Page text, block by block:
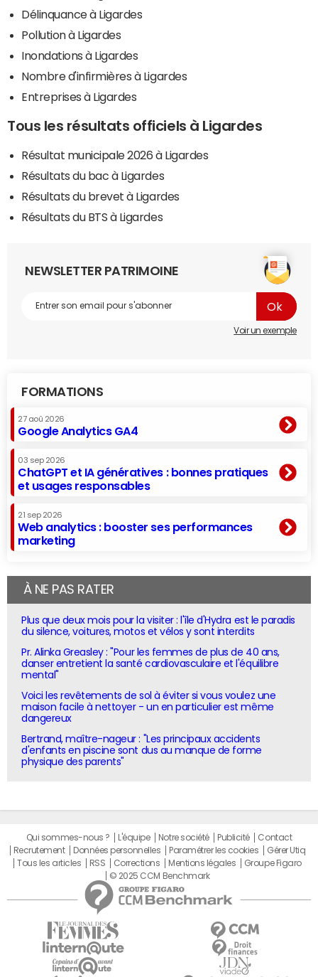
Délinquance à Ligardes
Pollution à Ligardes
Inondations à Ligardes
Nombre d'infirmières à Ligardes
Entreprises à Ligardes
Tous les résultats officiels à Ligardes
Résultat municipale 2026 à Ligardes
Résultats du bac à Ligardes
Résultats du brevet à Ligardes
Résultats du BTS à Ligardes
NEWSLETTER PATRIMOINE
Voir un exemple
FORMATIONS
27 aoû 2026
Google Analytics GA4
03 sep 2026
ChatGPT et IA génératives : bonnes pratiques
et usages responsables
21 sep 2026
Web analytics : booster ses performances
marketing
À NE PAS RATER
Plus que deux mois pour la visiter : l'île d'Hydra est le paradis
du silence, voitures, motos et vélos y sont interdits
Pr. Alinka Greasley : "Pour les femmes de plus de 40 ans,
danser entretient la santé cardiovasculaire et l'équilibre
mental"
Voici les revêtements de sol à éviter si vous voulez une
maison facile à nettoyer - un en particulier est même
dangereux
Bertrand, maître-nageur : "Les principaux accidents
d'enfants en piscine sont dus au manque de forme
physique des parents"
Qui sommes-nous ? L'équipe Notre société Publicité
Contact
Recrutement
Données personnelles Paramétrer les cookies
Gérer Utiq
Tous les articles
RSS Corrections Mentions légales
Groupe Figaro
© 2025 CCM Benchmark